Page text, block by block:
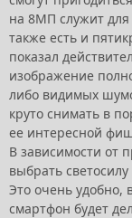
на 8МП служит для
также есть и
показал
изображение
либо видимых
круто снимать в
ее интересной
В зависимости от
выбрать
Это очень
смартфон будет